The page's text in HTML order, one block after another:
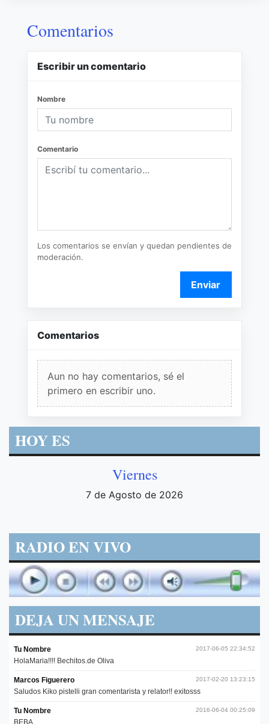
Comentarios
Escribir un comentario
Nombre
Comentario
Los comentarios se envían y quedan pendientes de
moderación.
Enviar
Comentarios
Aun no hay comentarios, sé el
primero en escribir uno.
HOY ES
Viernes
7 de Agosto de 2026
RADIO EN VIVO
DEJA UN MENSAJE